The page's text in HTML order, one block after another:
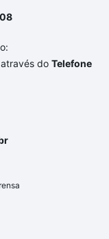
do Telefone